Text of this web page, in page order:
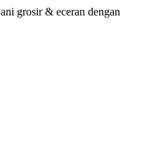
grosir & eceran dengan